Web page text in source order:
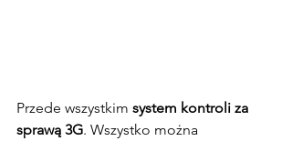
Przede wszystkim system kontroli za
sprawą 3G. Wszystko można